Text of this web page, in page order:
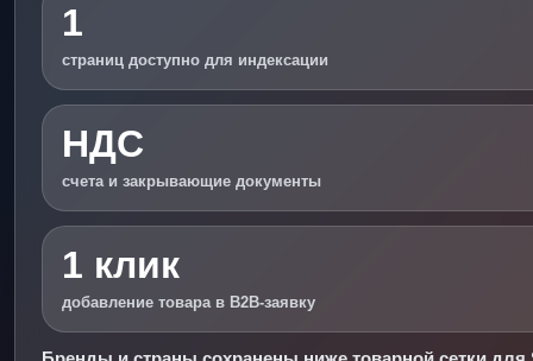
1
страниц доступно для индексации
НДС
счета и закрывающие документы
1 клик
добавление товара в B2B-заявку